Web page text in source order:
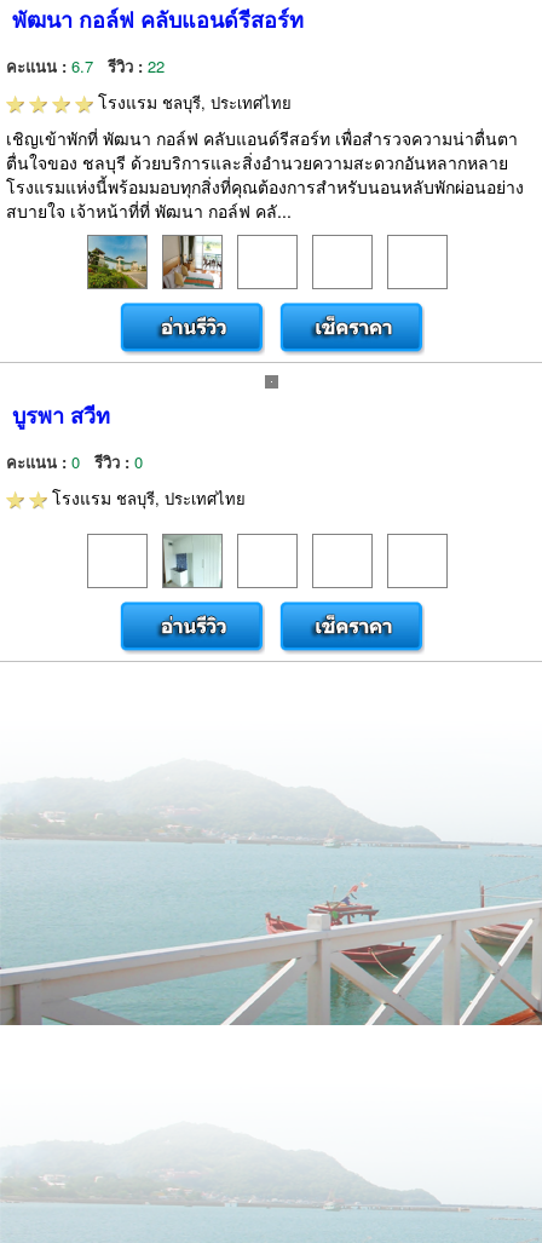
พัฒนา กอล์ฟ คลับแอนด์รีสอร์ท
คะแนน : 6.7 รีวิว : 22
โรงแรม ชลบุรี, ประเทศไทย
เชิญเข้าพักที่ พัฒนา กอล์ฟ คลับแอนด์รีสอร์ท เพื่อสำรวจความน่าตื่นตา
ตื่นใจของ ชลบุรี ด้วยบริการและสิ่งอำนวยความสะดวกอันหลากหลาย
โรงแรมแห่งนี้พร้อมมอบทุกสิ่งที่คุณต้องการสำหรับนอนหลับพักผ่อนอย่าง
สบายใจ เจ้าหน้าที่ที่ พัฒนา กอล์ฟ คลั...
บูรพา สวีท
คะแนน : 0 รีวิว : 0
โรงแรม ชลบุรี, ประเทศไทย